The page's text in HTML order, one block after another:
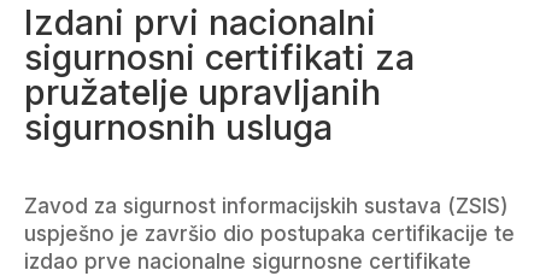
Izdani prvi nacionalni
sigurnosni certifikati za
pružatelje upravljanih
sigurnosnih usluga
Zavod za sigurnost informacijskih sustava (ZSIS)
uspješno je završio dio postupaka certifikacije te
izdao prve nacionalne sigurnosne certifikate